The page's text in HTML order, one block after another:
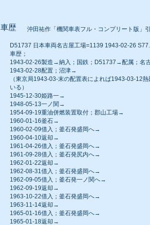
車歴 沖田祐作「機関車表フル・コンプリート版」
D51737 日本車両名古屋工場=1139 1943-02-26
車歴；
1943-02-26製造→納入；国鉄；D51737→配属；名
1943-02-28配置；沼津→
（東京局1943-03-末の配置表によれば1943-03-12
いる）
1945-12-30姫路一→
1948-05-13一ノ関→
1954-09-19重油併燃装置取付；郡山工場→
1960-01-16釜石→
1960-02-09借入；釜石発盛岡へ→
1960-04-10返却→
1961-04-26借入；釜石発盛岡へ→
1961-09-28借入；釜石発尻内へ→
1962-01-22返却→
1962-08-31借入；釜石発盛岡へ→
1962-09-05借入；釜石発一ノ関へ→
1962-09-19返却→
1963-10-22借入；釜石発盛岡へ→
1963-11-14返却→
1965-01-16借入；釜石発盛岡へ→
1965-01-18返却→